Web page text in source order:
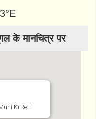
°E
के मानचित्र पर
Ki Reti